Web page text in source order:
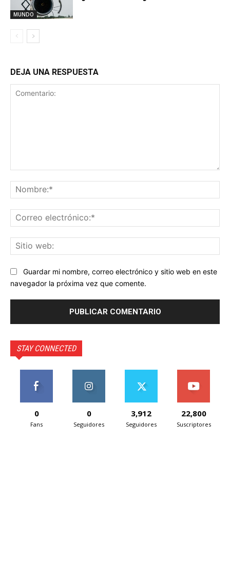
MUNDO
DEJA UNA RESPUESTA
Guardar mi nombre, correo electrónico y sitio web en este
navegador la próxima vez que comente.
STAY CONNECTED
0
Fans
0
Seguidores
3,912
Seguidores
22,800
Suscriptores